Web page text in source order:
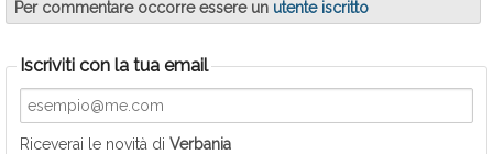
Per commentare occorre essere un utente iscritto
Iscriviti con la tua email
Riceverai le novità di Verbania